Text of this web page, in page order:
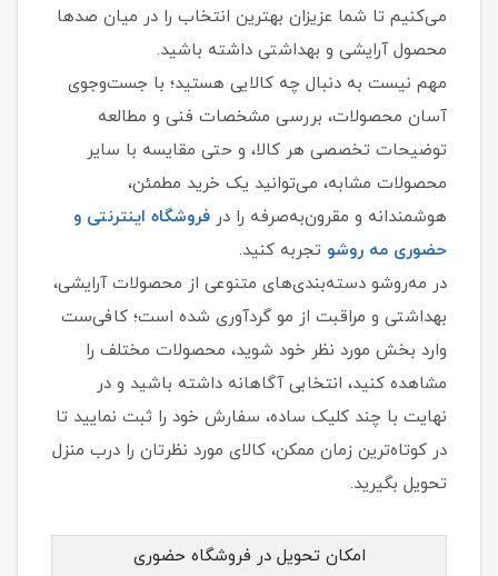
می‌کنیم تا شما عزیزان بهترین انتخاب را در میان صدها
محصول آرایشی و بهداشتی داشته باشید.
مهم نیست به دنبال چه کالایی هستید؛ با جست‌وجوی
آسان محصولات، بررسی مشخصات فنی و مطالعه
توضیحات تخصصی هر کالا، و حتی مقایسه با سایر
محصولات مشابه، می‌توانید یک خرید مطمئن،
هوشمندانه و مقرون‌به‌صرفه را در فروشگاه اینترنتی و
حضوری مه‌ روشو تجربه کنید.
در مه‌روشو دسته‌بندی‌های متنوعی از محصولات آرایشی،
بهداشتی و مراقبت از مو گردآوری شده است؛ کافی‌ست
وارد بخش مورد نظر خود شوید، محصولات مختلف را
مشاهده کنید، انتخابی آگاهانه داشته باشید و در
نهایت با چند کلیک ساده، سفارش خود را ثبت نمایید تا
در کوتاه‌ترین زمان ممکن، کالای مورد نظرتان را درب منزل
تحویل بگیرید.
امکان تحویل در فروشگاه حضوری